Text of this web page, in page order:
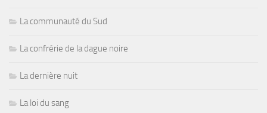
La communauté du Sud
La confrérie de la dague noire
La dernière nuit
La loi du sang